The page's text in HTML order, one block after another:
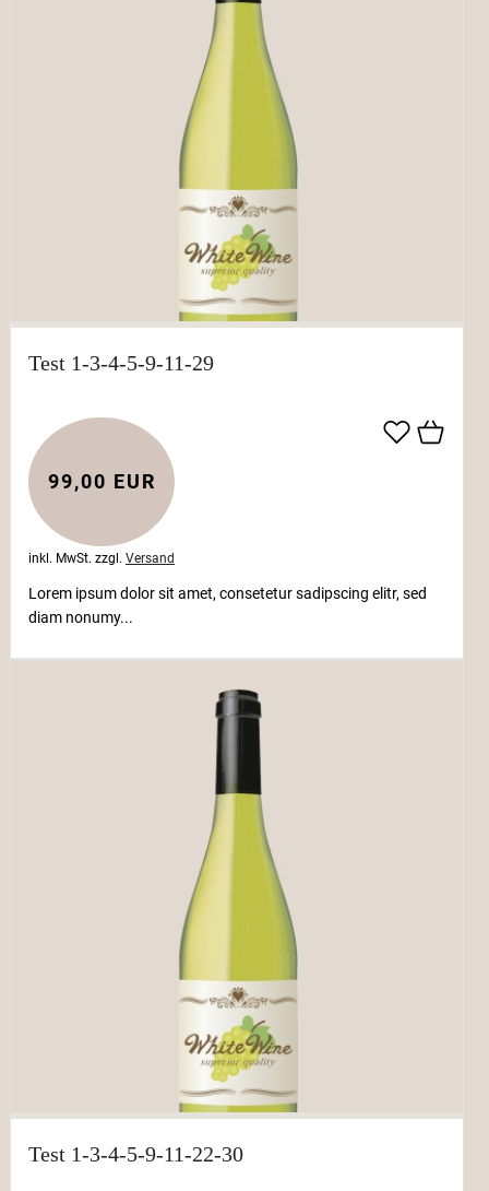
Test 1-3-4-5-9-11-29
99,00 EUR
inkl. MwSt. zzgl. Versand
Lorem ipsum dolor sit amet, consetetur sadipscing elitr, sed
diam nonumy...
Test 1-3-4-5-9-11-22-30